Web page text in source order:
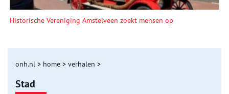
Historische Vereniging Amstelveen zoekt mensen op
onh.nl > home > verhalen >
Stad